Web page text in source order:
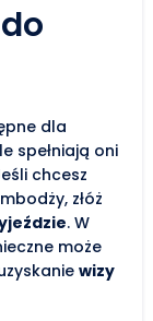
dla
spełniają oni
chcesz
złóż
. W
może
wizy